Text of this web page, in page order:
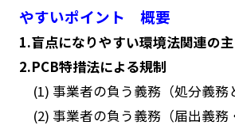
やすいポイント 概要
1.盲点になりやすい環境法関連の主
2.PCB特措法による規制
(1) 事業者の負う義務（処分義務
(2) 事業者の負う義務（届出義務